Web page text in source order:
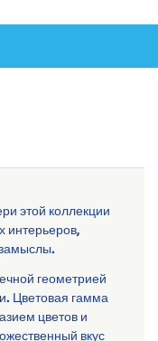
этой коллекции
интерьеров,
геометрией
Цветовая гамма
цветов и
вкус